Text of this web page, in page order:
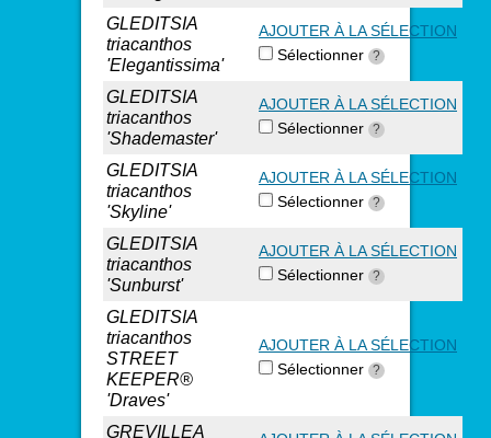
GLEDITSIA
triacanthos
'Elegantissima'
AJOUTER À LA SÉLECTION
Sélectionner ?
GLEDITSIA
triacanthos
'Shademaster'
AJOUTER À LA SÉLECTION
Sélectionner ?
GLEDITSIA
triacanthos
'Skyline'
AJOUTER À LA SÉLECTION
Sélectionner ?
GLEDITSIA
triacanthos
'Sunburst'
AJOUTER À LA SÉLECTION
Sélectionner ?
GLEDITSIA
triacanthos
STREET
KEEPER®
'Draves'
AJOUTER À LA SÉLECTION
Sélectionner ?
GREVILLEA